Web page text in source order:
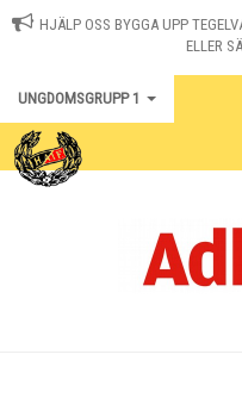
HJÄLP OSS BYGGA UPP
ELLER
UNGDOMSGRUPP 1